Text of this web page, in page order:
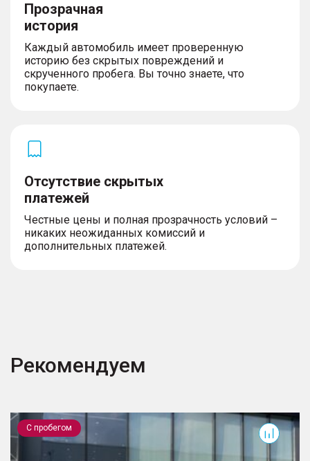
Прозрачная
история
Каждый автомобиль имеет проверенную
историю без скрытых повреждений и
скрученного пробега. Вы точно знаете, что
покупаете.
Отсутствие скрытых
платежей
Честные цены и полная прозрачность условий –
никаких неожиданных комиссий и
дополнительных платежей.
Рекомендуем
С пробегом
ГАЗель 3302